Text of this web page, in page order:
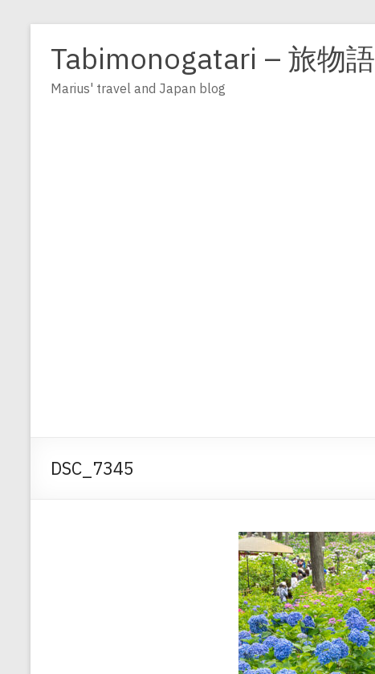
Inhalt
springen
Tabimonogatari – 旅物語
Marius' travel and Japan blog
DSC_7345